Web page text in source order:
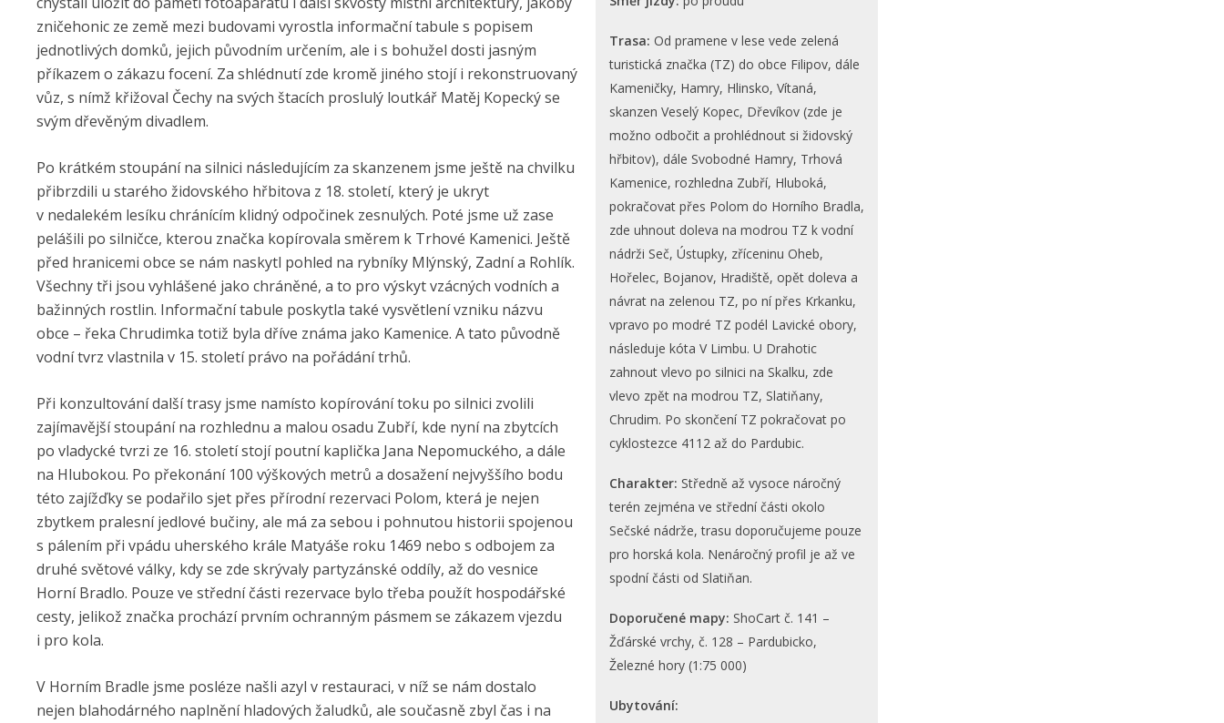
Trasa: Od pramene v lese vede zelená
turistická značka (TZ) do obce Filipov, dále
Kameničky, Hamry, Hlinsko, Vítaná,
skanzen Veselý Kopec, Dřevíkov (zde je
možno odbočit a prohlédnout si židovský
hřbitov), dále Svobodné Hamry, Trhová
Kamenice, rozhledna Zubří, Hluboká,
pokračovat přes Polom do Horního Bradla,
zde uhnout doleva na modrou TZ k vodní
nádrži Seč, Ústupky, zříceninu Oheb,
Hořelec, Bojanov, Hradiště, opět doleva a
návrat na zelenou TZ, po ní přes Krkanku,
vpravo po modré TZ podél Lavické obory,
následuje kóta V Limbu. U Drahotic
zahnout vlevo po silnici na Skalku, zde
vlevo zpět na modrou TZ, Slatiňany,
Chrudim. Po skončení TZ pokračovat po
cyklostezce 4112 až do Pardubic.
Charakter: Středně až vysoce náročný
terén zejména ve střední části okolo
Sečské nádrže, trasu doporučujeme pouze
pro horská kola. Nenáročný profil je až ve
spodní části od Slatiňan.
Doporučené mapy: ShoCart č. 141 –
Žďárské vrchy, č. 128 – Pardubicko,
Železné hory (1:75 000)
Ubytování:
zničehonic ze země mezi budovami vyrostla informační tabule s popisem
jednotlivých domků, jejich původním určením, ale i s bohužel dosti jasným
příkazem o zákazu focení. Za shlédnutí zde kromě jiného stojí i rekonstruovaný
vůz, s nímž křižoval Čechy na svých štacích proslulý loutkář Matěj Kopecký se
svým dřevěným divadlem.
Po krátkém stoupání na silnici následujícím za skanzenem jsme ještě na chvilku
přibrzdili u starého židovského hřbitova z 18. století, který je ukryt
v nedalekém lesíku chránícím klidný odpočinek zesnulých. Poté jsme už zase
pelášili po silničce, kterou značka kopírovala směrem k Trhové Kamenici. Ještě
před hranicemi obce se nám naskytl pohled na rybníky Mlýnský, Zadní a Rohlík.
Všechny tři jsou vyhlášené jako chráněné, a to pro výskyt vzácných vodních a
bažinných rostlin. Informační tabule poskytla také vysvětlení vzniku názvu
obce – řeka Chrudimka totiž byla dříve známa jako Kamenice. A tato původně
vodní tvrz vlastnila v 15. století právo na pořádání trhů.
Při konzultování další trasy jsme namísto kopírování toku po silnici zvolili
zajímavější stoupání na rozhlednu a malou osadu Zubří, kde nyní na zbytcích
po vladycké tvrzi ze 16. století stojí poutní kaplička Jana Nepomuckého, a dále
na Hlubokou. Po překonání 100 výškových metrů a dosažení nejvyššího bodu
této zajížďky se podařilo sjet přes přírodní rezervaci Polom, která je nejen
zbytkem pralesní jedlové bučiny, ale má za sebou i pohnutou historii spojenou
s pálením při vpádu uherského krále Matyáše roku 1469 nebo s odbojem za
druhé světové války, kdy se zde skrývaly partyzánské oddíly, až do vesnice
Horní Bradlo. Pouze ve střední části rezervace bylo třeba použít hospodářské
cesty, jelikož značka prochází prvním ochranným pásmem se zákazem vjezdu
i pro kola.
V Horním Bradle jsme posléze našli azyl v restauraci, v níž se nám dostalo
nejen blahodárného naplnění hladových žaludků, ale současně zbyl čas i na